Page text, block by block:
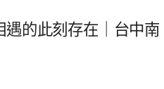
遇的此刻存在｜台中南